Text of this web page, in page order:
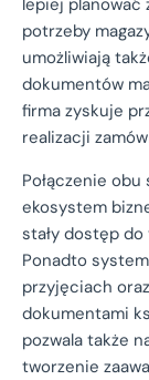
lepiej planować
potrzeby
umożliwiają
dokumentów
firma zyskuje
realizacji
Połączenie
ekosystem
stały dostęp
Ponadto
przyjęciach
dokumentami
pozwala także
tworzenie